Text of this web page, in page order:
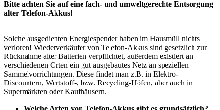
Bitte achten Sie auf eine fach- und umweltgerechte Entsorgung
alter Telefon-Akkus!
Solche ausgedienten Energiespender haben im Hausmüll nichts
verloren! Wiederverkäufer von Telefon-Akkus sind gesetzlich zur
Rücknahme alter Batterien verpflichtet, außerdem existiert an
verschiedenen Orten ein gut ausgebautes Netz an speziellen
Sammelvorrichtungen. Diese findet man z.B. in Elektro-
Discountern, Wertstoff-, bzw. Recycling-Höfen, aber auch in
Supermärkten oder Kaufhäusern.
Welche Arten von Telefon-Akkus gibt es grundsätzlich?